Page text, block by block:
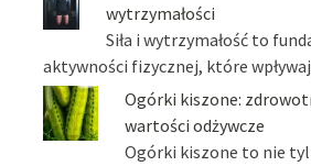
wytrzymałości
Siła i wytrzymałość to
aktywności fizycznej, które
Ogórki kiszone:
wartości odżywcze
Ogórki kiszone to nie